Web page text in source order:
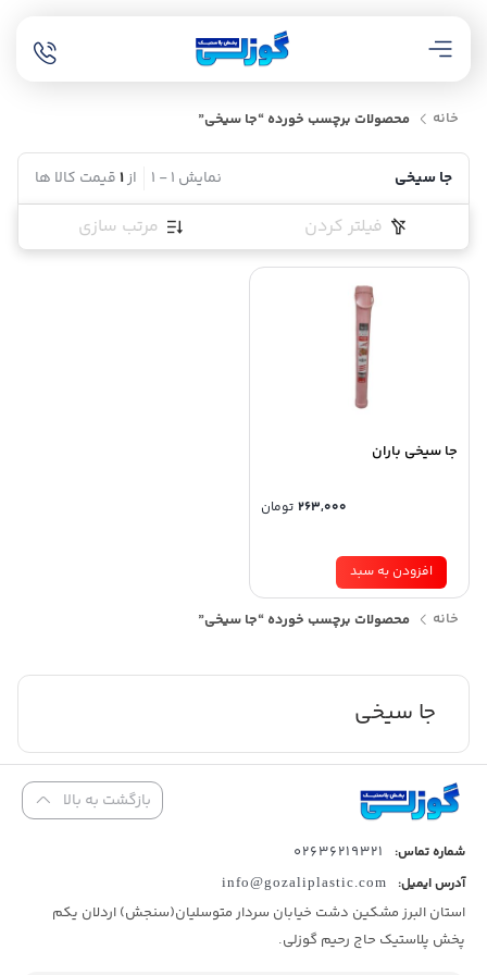
خانه محصولات برچسب خورده “جا سیخی”
جا سیخی نمایش 1
-
1 از1قیمت کالا ها
فیلتر کردن مرتب سازی
جا سیخی باران
تومان
افزودن به سبد
خانه محصولات برچسب خورده “جا سیخی”
جا سیخی
بازگشت به بالا
شماره تماس: 02636219321
آدرس ایمیل: info@gozaliplastic.com
استان البرز مشکین دشت خیابان سردار متوسلیان(سنجش) اردلان یکم
پخش پلاستیک حاج رحیم گوزلی.